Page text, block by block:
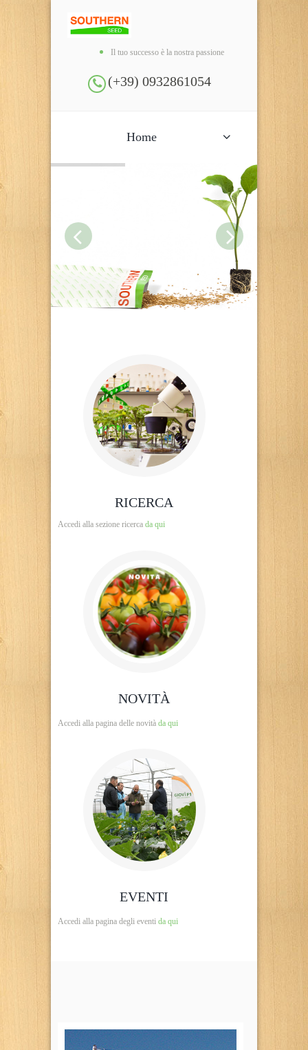
Il tuo successo è la nostra passione
(+39) 0932861054
Home
RICERCA
Accedi alla sezione ricerca da qui
NOVITÀ
Accedi alla pagina delle novità da qui
EVENTI
Accedi alla pagina degli eventi da qui